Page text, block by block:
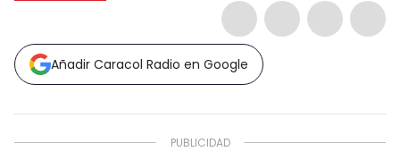
Añadir Caracol Radio en Google